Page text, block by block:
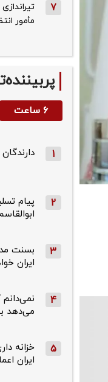
7
مأمور
۶ ساعت
1
2
پیام
3
بسنت
ایران
4
می‌دهد
5
خزانه
ایران